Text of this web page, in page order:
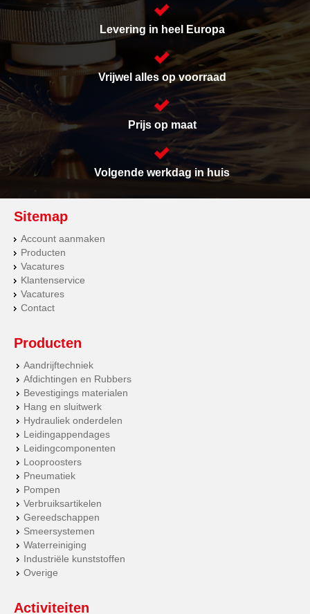
Levering in heel Europa
Vrijwel alles op voorraad
Prijs op maat
Volgende werkdag in huis
Sitemap
Account aanmaken
Producten
Vacatures
Klantenservice
Vacatures
Contact
Producten
Aandrijftechniek
Afdichtingen en Rubbers
Bevestigings materialen
Hang en sluitwerk
Hydrauliek onderdelen
Leidingappendages
Leidingcomponenten
Looproosters
Pneumatiek
Pompen
Verbruiksartikelen
Gereedschappen
Smeersystemen
Waterreiniging
Industriële kunststoffen
Overige
Activiteiten